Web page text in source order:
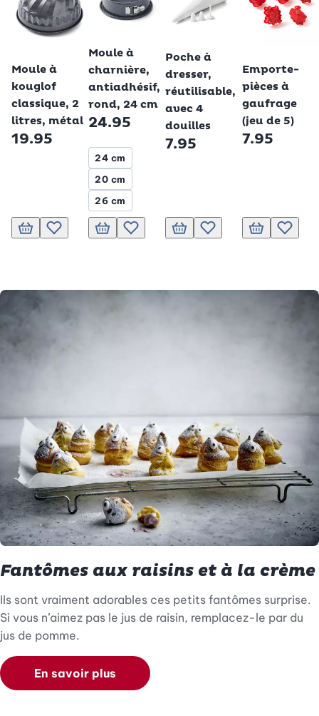
Moule à
kouglof
classique, 2
litres, métal
19.95
Ajouter au panier
Ajouter à la liste de souhaits.
Moule à
charnière,
antiadhésif,
rond, 24 cm
24.95
24 cm
20 cm
26 cm
Ajouter au panier
Ajouter à la liste de souhaits.
Poche à
dresser,
réutilisable,
avec 4
douilles
7.95
Ajouter au panier
Ajouter à la liste de
Emporte-
pièces à
gaufrage
(jeu de 5)
7.95
Ajouter auAjouter
Fantômes aux raisins et à la crème
Ils sont vraiment adorables ces petits fantômes surprise.
Si vous n’aimez pas le jus de raisin, remplacez-le par du
jus de pomme.
En savoir plus